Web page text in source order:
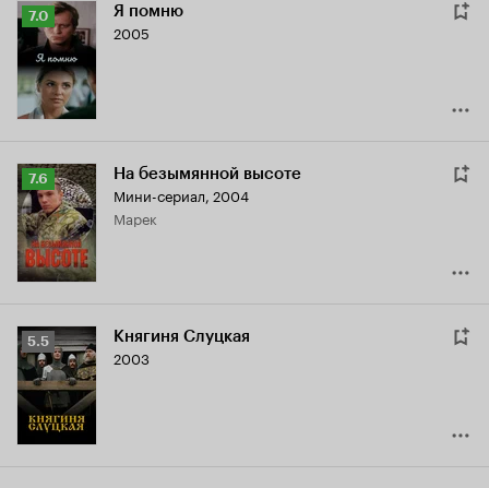
Рейтинг
Кинопоиска
7.0
7.0 Я помню
2005
Рейтинг
Кинопоиска
7.6
7.6 На безымянной высоте
Мини-сериал, 2004
Марек
Рейтинг
Кинопоиска
5.5
5.5 Княгиня Слуцкая
2003